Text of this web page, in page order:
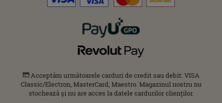
Acceptăm următoarele carduri de credit sau debit: VISA
Classic/Electron, MasterCard, Maestro. Magazinul nostru nu
stochează și nu are acces la datele cardurilor clienților.